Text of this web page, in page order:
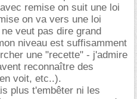
remise on suit une loi
on va vers une loi
veut pas dire grand
niveau est suffisamment
une "recette" - j'admire
reconnaître des
voit, etc..).
plus t'embêter ni les